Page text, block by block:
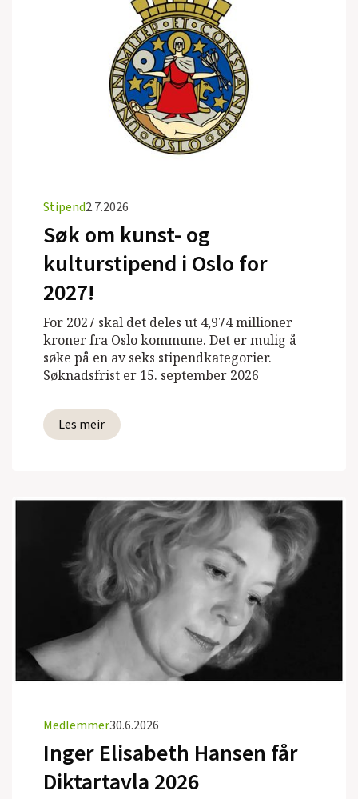
Stipend2.7.2026
Søk om kunst- og
kulturstipend i Oslo for
2027!
For 2027 skal det deles ut 4,974 millioner
kroner fra Oslo kommune. Det er mulig å
søke på en av seks stipendkategorier.
Søknadsfrist er 15. september 2026
Les meir
Medlemmer30.6.2026
Inger Elisabeth Hansen får
Diktartavla 2026